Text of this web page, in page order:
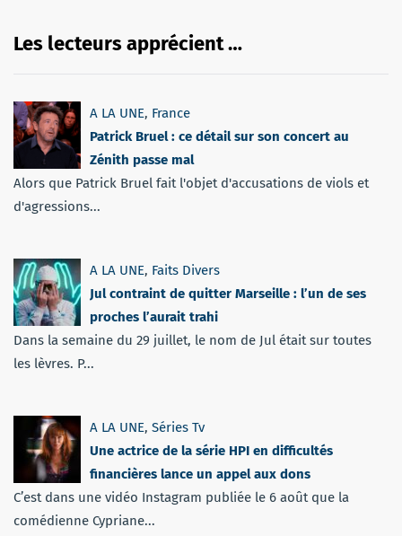
Les lecteurs apprécient …
A LA UNE, France
Patrick Bruel : ce détail sur son concert au
Zénith passe mal
Alors que Patrick Bruel fait l'objet d'accusations de viols et
d'agressions...
A LA UNE, Faits Divers
Jul contraint de quitter Marseille : l’un de ses
proches l’aurait trahi
Dans la semaine du 29 juillet, le nom de Jul était sur toutes
les lèvres. P...
A LA UNE, Séries Tv
Une actrice de la série HPI en difficultés
financières lance un appel aux dons
C’est dans une vidéo Instagram publiée le 6 août que la
comédienne Cypriane...